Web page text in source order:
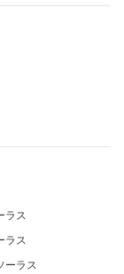
ラス
ラス
ーラス